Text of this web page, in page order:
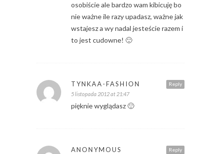
osobiście ale bardzo wam kibicuję bo
nie ważne ile razy upadasz, ważne jak
wstajesz a wy nadal jesteście razem i
to jest cudowne! 🙂
Reply
TYNKAA-FASHION
5 listopada 2012 at 21:47
pięknie wyglądasz 🙂
Reply
ANONYMOUS